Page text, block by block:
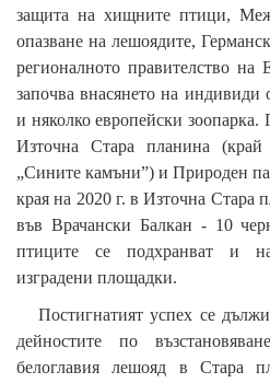
защита на хищните птици,
опазване на лешоядите,
регионалното правителство на
започва внасянето на индивиди
и няколко европейски зоопарка.
Източна Стара планина
„Сините камъни”) и Природен
края на 2020 г. в Източна Стара
във Врачански Балкан - 10
птиците се подхранват и
изградени площадки.
Постигнатият успех се
дейностите по
белоглавия лешояд в Стара